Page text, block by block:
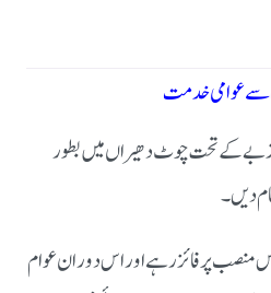
سے عوامی خدمت
جذبے کے تحت چوٹ دھیراں میں بطور
دیں۔
2000 تک اس منصب پر فائز رہے اور اس دوران عوام